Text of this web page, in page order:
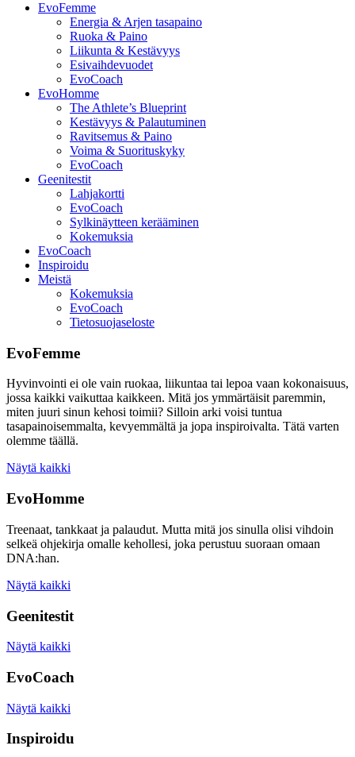
EvoFemme
Energia & Arjen tasapaino
Ruoka & Paino
Liikunta & Kestävyys
Esivaihdevuodet
EvoCoach
EvoHomme
The Athlete’s Blueprint
Kestävyys & Palautuminen
Ravitsemus & Paino
Voima & Suorituskyky
EvoCoach
Geenitestit
Lahjakortti
EvoCoach
Sylkinäytteen kerääminen
Kokemuksia
EvoCoach
Inspiroidu
Meistä
Kokemuksia
EvoCoach
Tietosuojaseloste
EvoFemme
Hyvinvointi ei ole vain ruokaa, liikuntaa tai lepoa vaan kokonaisuus,
jossa kaikki vaikuttaa kaikkeen. Mitä jos ymmärtäisit paremmin,
miten juuri sinun kehosi toimii? Silloin arki voisi tuntua
tasapainoisemmalta, kevyemmältä ja jopa inspiroivalta. Tätä varten
olemme täällä.
Näytä kaikki
EvoHomme
Treenaat, tankkaat ja palaudut. Mutta mitä jos sinulla olisi vihdoin
selkeä ohjekirja omalle kehollesi, joka perustuu suoraan omaan
DNA:han.
Näytä kaikki
Geenitestit
Näytä kaikki
EvoCoach
Näytä kaikki
Inspiroidu